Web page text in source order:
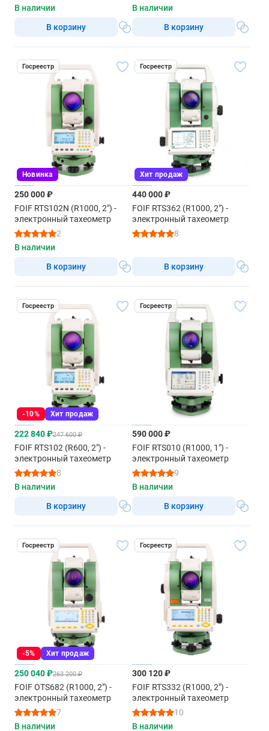
В наличии
В корзину
В наличии
В корзину
Госреестр
Новинка
250 000 ₽
FOIF RTS102N (R1000, 2") -
электронный тахеометр
2
В наличии
В корзину
Госреестр
Хит продаж
440 000 ₽
FOIF RTS362 (R1000, 2") -
электронный тахеометр
8
В корзину
Госреестр
-10% Хит продаж
222 840 ₽247 600 ₽
FOIF RTS102 (R600, 2") -
электронный тахеометр
8
В наличии
В корзину
Госреестр
590 000 ₽
FOIF RTS010 (R1000, 1") -
электронный тахеометр
9
В наличии
В корзину
Госреестр
-5% Хит продаж
250 040 ₽263 200 ₽
FOIF OTS682 (R1000, 2") -
электронный тахеометр
7
В наличии
Госреестр
300 120 ₽
FOIF RTS332 (R1000, 2") -
электронный тахеометр
10
В наличии